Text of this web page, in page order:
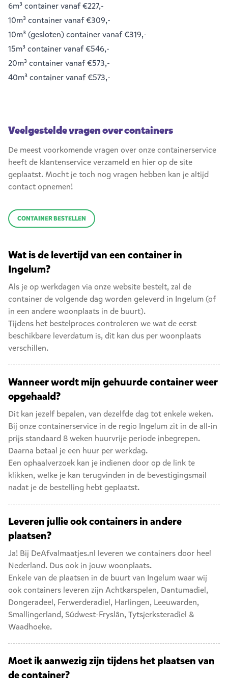
6m³ containervanaf €227,-
10m³ containervanaf €309,-
10m³ (gesloten) containervanaf €319,-
15m³ containervanaf €546,-
20m³ containervanaf €573,-
40m³ containervanaf €573,-
Veelgestelde vragen over containers
De meest voorkomende vragen over onze containerservice
heeft de klantenservice verzameld en hier op de site
geplaatst. Mocht je toch nog vragen hebben kan je altijd
contact opnemen!
CONTAINER BESTELLEN
Wat is de levertijd van een container in
Ingelum?
Als je op werkdagen via onze website bestelt, zal de
container de volgende dag worden geleverd in Ingelum (of
in een andere woonplaats in de buurt).
Tijdens het bestelproces controleren we wat de eerst
beschikbare leverdatum is, dit kan dus per woonplaats
verschillen.
Wanneer wordt mijn gehuurde container weer
opgehaald?
Dit kan jezelf bepalen, van dezelfde dag tot enkele weken.
Bij onze containerservice in de regio Ingelum zit in de all-in
prijs standaard 8 weken huurvrije periode inbegrepen.
Daarna betaal je een huur per werkdag.
Een ophaalverzoek kan je indienen door op de link te
klikken, welke je kan terugvinden in de bevestigingsmail
nadat je de bestelling hebt geplaatst.
Leveren jullie ook containers in andere
plaatsen?
Ja! Bij DeAfvalmaatjes.nl leveren we containers door heel
Nederland. Dus ook in jouw woonplaats.
Enkele van de plaatsen in de buurt van Ingelum waar wij
ook containers leveren zijn Achtkarspelen, Dantumadiel,
Dongeradeel, Ferwerderadiel, Harlingen, Leeuwarden,
Smallingerland, Súdwest-Fryslân, Tytsjerksteradiel &
Waadhoeke.
Moet ik aanwezig zijn tijdens het plaatsen van